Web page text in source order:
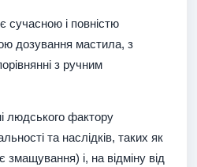
сучасною і повністю
дозування мастила, з
з ручним
людського фактору
та наслідків, таких як
змащування) і, на відміну від